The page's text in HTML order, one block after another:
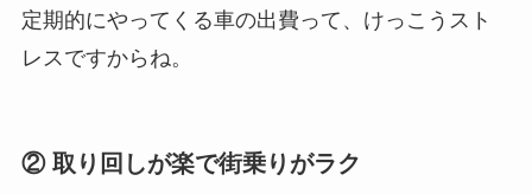
定期的にやってくる車の出費って、けっこうスト
レスですからね。
② 取り回しが楽で街乗りがラク